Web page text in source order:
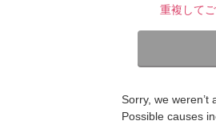
重複して
Sorry, we
Possible causes